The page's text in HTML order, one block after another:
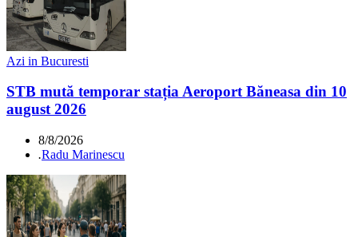
Azi in Bucuresti
STB mută temporar stația Aeroport Băneasa din 10
august 2026
8/8/2026
.Radu Marinescu